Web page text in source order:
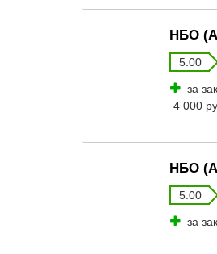
НБО
5.00
за
4 000
НБО
5.00
за